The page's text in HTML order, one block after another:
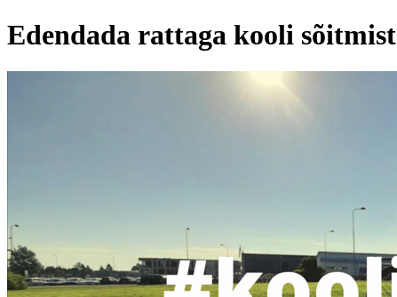
Edendada rattaga kooli sõitmist